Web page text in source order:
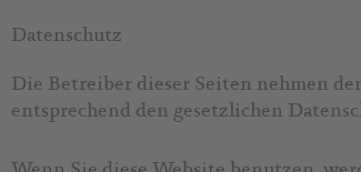
Datenschutz
Die Betreiber dieser Seiten nehmen
entsprechend den gesetzlichen